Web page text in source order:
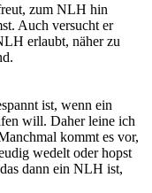
zum NLH hin
Auch versucht er
erlaubt, näher zu
ist, wenn ein
will. Daher leine ich
kommt es vor,
wedelt oder hopst
dann ein NLH ist,